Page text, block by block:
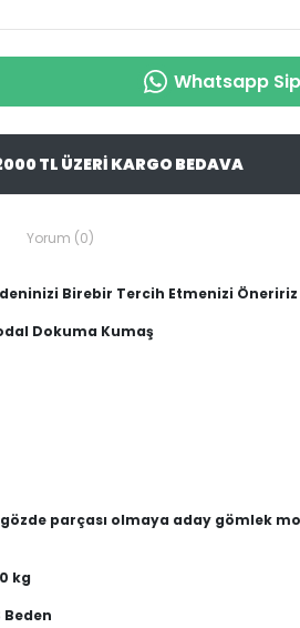
Whatsapp
TL ÜZERİ KARGO BEDAVA
Yorum (0)
Birebir Tercih Etmenizi Öneririz
Dokuma Kumaş
gözde parçası olmaya aday gömlek
kg
Beden